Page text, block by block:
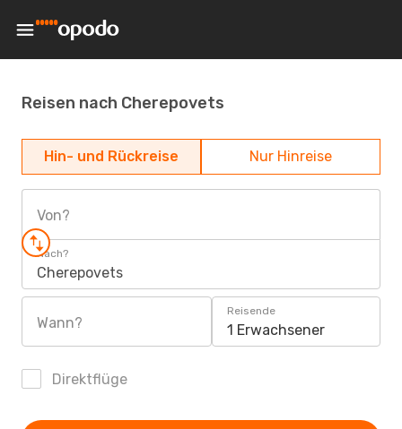
Reisen nach Cherepovets
Hin- und Rückreise Nur Hinreise
Von?
Nach?
Cherepovets
Wann?
Reisende
1 Erwachsener
Direktflüge